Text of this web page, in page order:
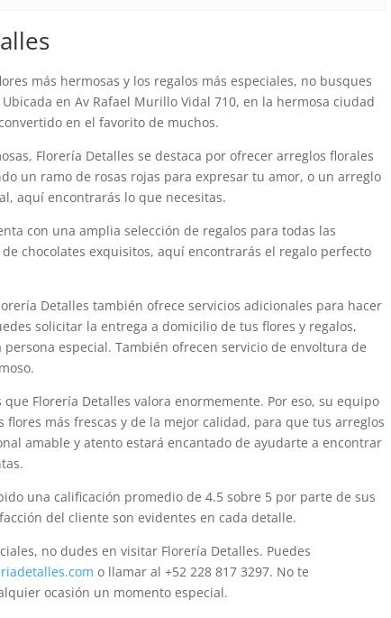
más hermosas y los regalos más especiales, no busques
en Av Rafael Murillo Vidal 710, en la hermosa ciudad
en el favorito de muchos.
Florería Detalles se destaca por ofrecer arreglos florales
un ramo de rosas rojas para expresar tu amor, o un arreglo
aquí encontrarás lo que necesitas.
con una amplia selección de regalos para todas las
chocolates exquisitos, aquí encontrarás el regalo perfecto
Detalles también ofrece servicios adicionales para hacer
solicitar la entrega a domicilio de tus flores y regalos,
especial. También ofrecen servicio de envoltura de
Florería Detalles valora enormemente. Por eso, su equipo
más frescas y de la mejor calidad, para que tus arreglos
amable y atento estará encantado de ayudarte a encontrar
una calificación promedio de 4.5 sobre 5 por parte de sus
del cliente son evidentes en cada detalle.
no dudes en visitar Florería Detalles. Puedes
o llamar al +52 228 817 3297. No te
ocasión un momento especial.